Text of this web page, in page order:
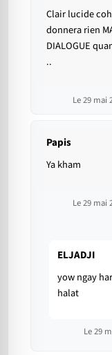
Clair lucide
donnera rien
DIALOGUE
..
Le 29 mai
Papis
Ya kham
Le 29 mai
ELJADJI
yow ngay
halat
Le 29